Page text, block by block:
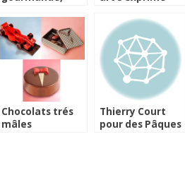
!
de Pâques
Chocolats trés
mâles
Thierry Court
pour des Pâques